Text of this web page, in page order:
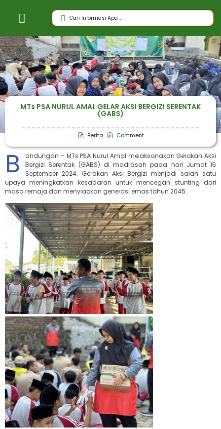
MTs PSA NURUL AMAL GELAR AKSI BERGIZI SERENTAK
(GABS)
Berita Comment
B
andungan – MTs PSA Nurul Amal melaksanakan Gerakan Aksi
Bergizi Serentak (GABS) di madrasah pada hari Jumat 16
September 2024. Gerakan Aksi Bergizi menjadi salah satu
upaya meningkatkan kesadaran untuk mencegah stunting dari
masa remaja dan menyiapkan generasi emas tahun 2045.